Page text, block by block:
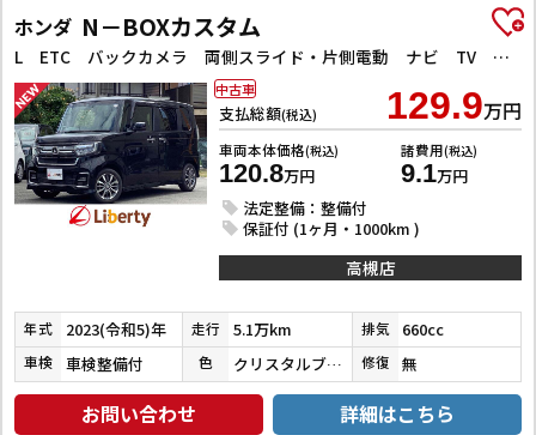
ホンダ N－BOXカスタム
L ETC バックカメラ 両側スライド・片側電動 ナビ TV クリアランスソナー オートクルーズコントロール レーンアシスト 衝突被害軽減システム オートライト LEDヘッドランプ
支払総額(税込) 129.9万円
車両本体価格(税込)
120.8万円
諸費用(税込)
9.1万円
法定整備：整備付
保証付 (1ヶ月・1000km )
中古車
高槻店
年式 2023(令和5)年 走行 5.1万km 排気 660cc
車検 車検整備付 色 クリスタルブラックパール 修復 無
お問い合わせ 詳細はこちら